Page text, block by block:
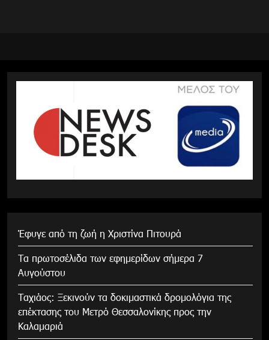
Έφυγε από τη ζωή η Χριστίνα Πιτουρά
Τα πρωτοσέλιδα των εφημερίδων σήμερα 7
Αυγούστου
Tαχιάος: Ξεκινούν τα δοκιμαστικά δρομολόγια της
επέκτασης του Μετρό Θεσσαλονίκης προς την
Καλαμαριά